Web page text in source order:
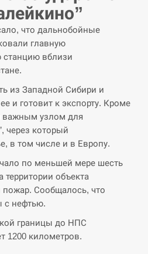
на “кратный рост” атак
в аеропорту Лейпцига
з…
уничтожены”: в МИДе
на…
что дальнобойные
главную
станцию вблизи
из Западной Сибири и
и готовит к экспорту. Кроме
важным узлом для
через который
в том числе и в Европу.
по меньшей мере шесть
объекта
Сообщалось, что
с нефтью.
границы до НПС
1200 километров.